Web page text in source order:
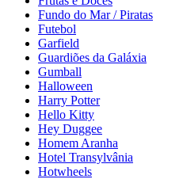
Fundo do Mar / Piratas
Futebol
Garfield
Guardiões da Galáxia
Gumball
Halloween
Harry Potter
Hello Kitty
Hey Duggee
Homem Aranha
Hotel Transylvânia
Hotwheels